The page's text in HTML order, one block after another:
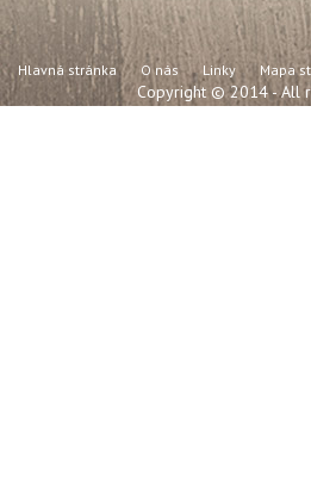
Hlavná stránka O nás Linky Mapa
Copyright © 2014 - All